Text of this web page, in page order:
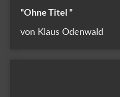
"Ohne Titel "
von Klaus Odenwald